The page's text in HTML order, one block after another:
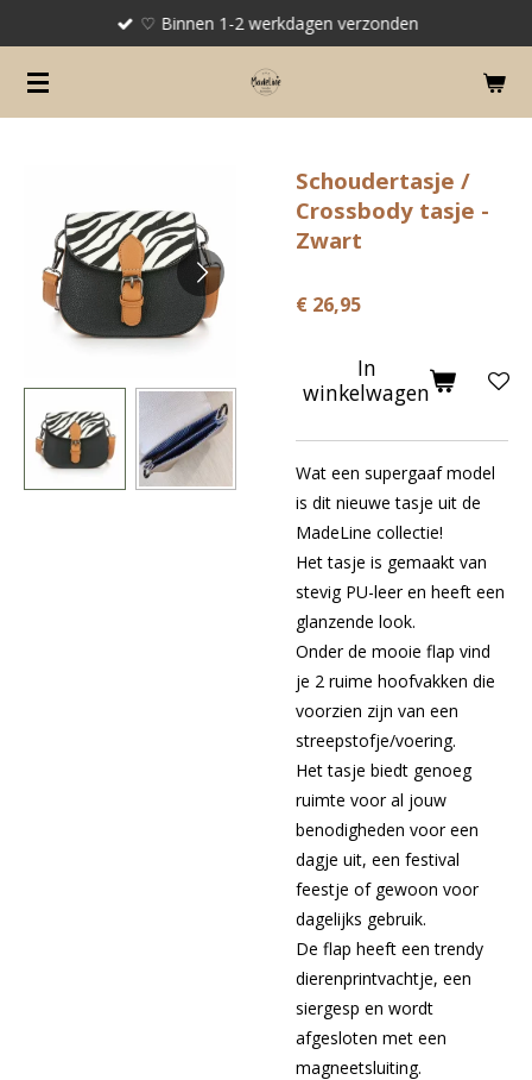
naar
de
♡ Binnen 1-2 werkdagen verzonden
Schoudertasje /
Crossbody tasje -
Zwart
€ 26,95
In
winkelwagen
Wat een supergaaf model
is dit nieuwe tasje uit de
MadeLine collectie!
Het tasje is gemaakt van
stevig PU-leer en heeft een
glanzende look.
Onder de mooie flap vind
je 2 ruime hoofvakken die
voorzien zijn van een
streepstofje/voering.
Het tasje biedt genoeg
ruimte voor al jouw
benodigheden voor een
dagje uit, een festival
feestje of gewoon voor
dagelijks gebruik.
De flap heeft een trendy
dierenprintvachtje, een
siergesp en wordt
afgesloten met een
magneetsluiting.